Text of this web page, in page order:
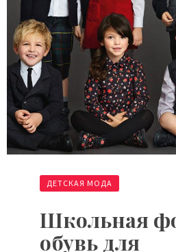
ДЕТСКАЯ МОДА
Школьная
обувь для